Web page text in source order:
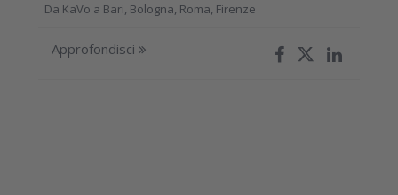
Da KaVo a Bari, Bologna, Roma, Firenze
Approfondisci